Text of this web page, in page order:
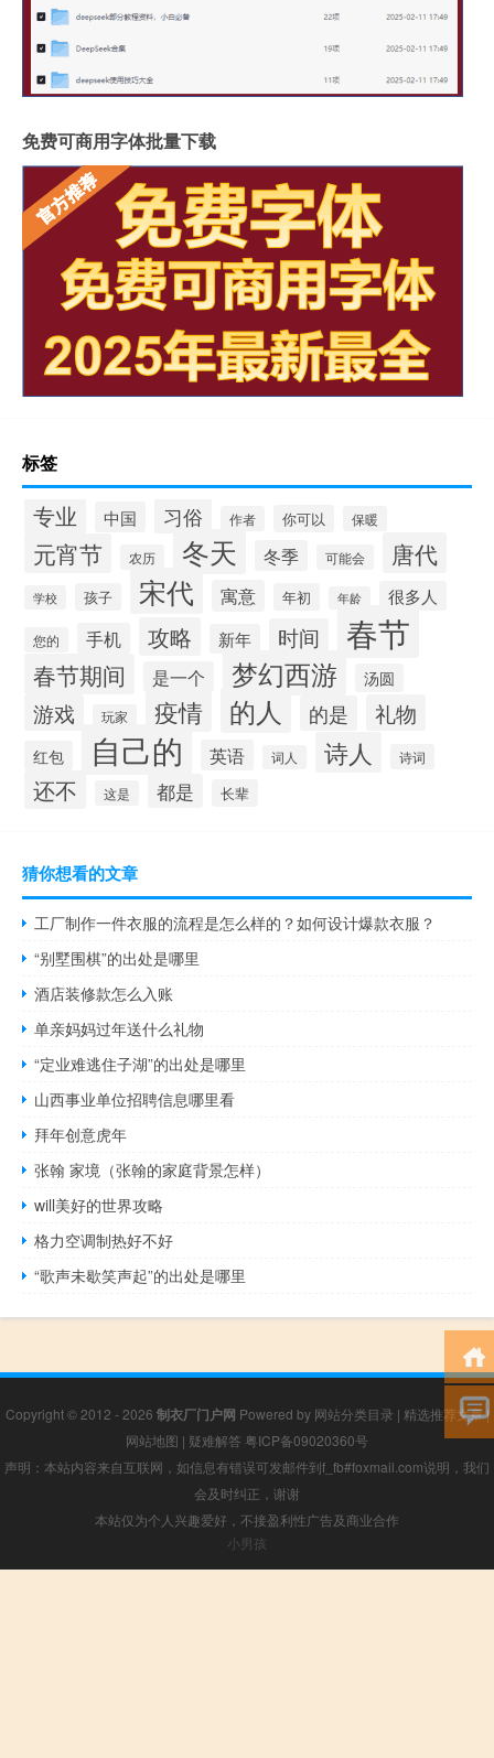
免费可商用字体批量下载
标签
专业 中国 习俗 作者 你可以 保暖
元宵节 农历 冬天 冬季 可能会 唐代
学校 孩子 宋代 寓意 年初 年龄 很多人
您的 手机 攻略 新年 时间 春节
春节期间 是一个 梦幻西游 汤圆
游戏 玩家 疫情 的人 的是 礼物
红包 自己的 英语 词人 诗人 诗词
还不 这是 都是 长辈
猜你想看的文章
工厂制作一件衣服的流程是怎么样的？如何设计爆款衣服？
“别墅围棋”的出处是哪里
酒店装修款怎么入账
单亲妈妈过年送什么礼物
“定业难逃住子湖”的出处是哪里
山西事业单位招聘信息哪里看
拜年创意虎年
张翰 家境（张翰的家庭背景怎样）
will美好的世界攻略
格力空调制热好不好
“歌声未歇笑声起”的出处是哪里
Copyright © 2012 - 2026 制衣厂门户网 Powered by 网站分类目录 | 精选推荐文章|
网站地图 | 疑难解答 粤ICP备09020360号
声明：本站内容来自互联网，如信息有错误可发邮件到f_fb#foxmail.com说明，我们
会及时纠正，谢谢
本站仅为个人兴趣爱好，不接盈利性广告及商业合作
小男孩